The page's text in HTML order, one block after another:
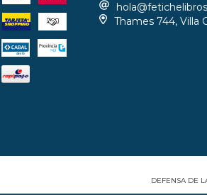
Thames 744, Villa
DEFENSA DE